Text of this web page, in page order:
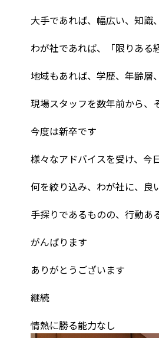
大手であれば、幅広い、知識
わが社であれば、「限りある
地域もあれば、学歴、年齢層
現場スタッフを数年前から、
今度は新卒です
様々なアドバイスを受け、今
何を絞り込み、わが社に、良
手探りであるものの、行動あ
がんばります
ありがとうございます
継続
情熱に勝る能力なし